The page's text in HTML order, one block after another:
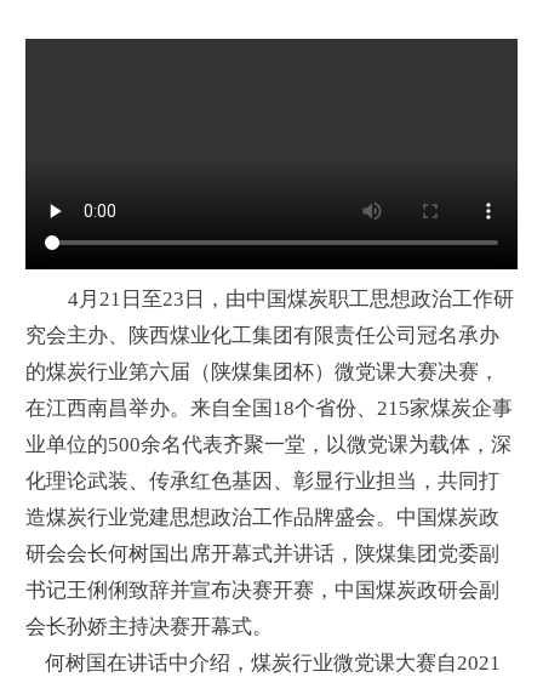
4月21日至23日，由中国煤炭职工思想政治工作研
究会主办、陕西煤业化工集团有限责任公司冠名承办
的煤炭行业第六届（陕煤集团杯）微党课大赛决赛，
在江西南昌举办。来自全国18个省份、215家煤炭企事
业单位的500余名代表齐聚一堂，以微党课为载体，深
化理论武装、传承红色基因、彰显行业担当，共同打
造煤炭行业党建思想政治工作品牌盛会。中国煤炭政
研会会长何树国出席开幕式并讲话，陕煤集团党委副
书记王俐俐致辞并宣布决赛开赛，中国煤炭政研会副
会长孙娇主持决赛开幕式。
何树国在讲话中介绍，煤炭行业微党课大赛自2021